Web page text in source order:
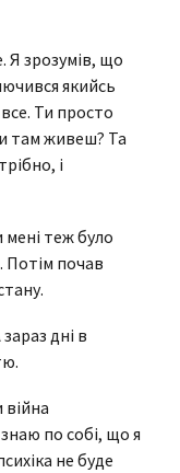
Я зрозумів, що
якийсь
Ти просто
там живеш? Та
і
теж було
Потім почав
дні в
по собі, що я
не буде